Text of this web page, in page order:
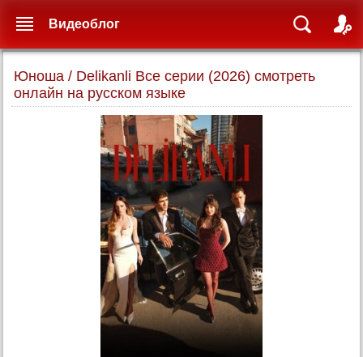
Юноша / Delikanli Все серии (2026) смотреть
онлайн на русском языке
Видеоблог